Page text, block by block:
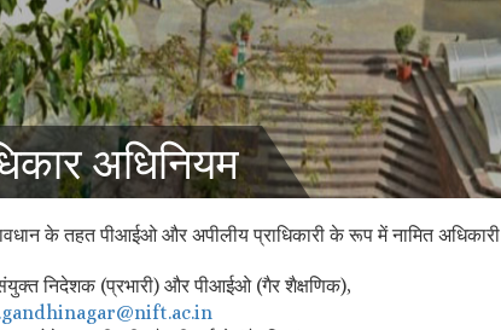
अधिनियम
के तहत पीआईओ और अपीलीय प्राधिकारी के रूप में नामित अधिकारी
निदेशक (प्रभारी) और पीआईओ (गैर शैक्षणिक),
gandhinagar@nift.ac.in